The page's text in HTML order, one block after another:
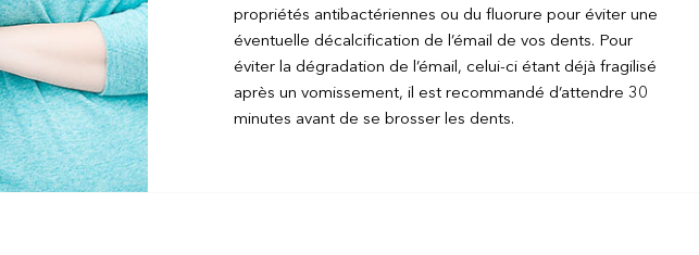
propriétés antibactériennes ou du fluorure pour éviter une
éventuelle décalcification de l’émail de vos dents. Pour
éviter la dégradation de l’émail, celui-ci étant déjà fragilisé
après un vomissement, il est recommandé d’attendre 30
minutes avant de se brosser les dents.